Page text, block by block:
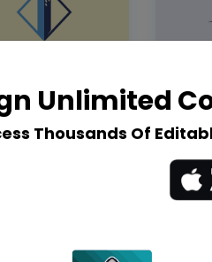
Unlimited
Thousands Of